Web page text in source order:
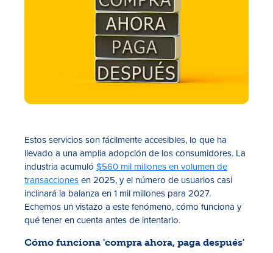
Estos servicios son fácilmente accesibles, lo que ha
llevado a una amplia adopción de los consumidores. La
industria acumuló $560 mil millones en volumen de
transaccionesen 2025, y el número de usuarios casi
inclinará la balanza en 1 mil millones para 2027.
Echemos un vistazo a este fenómeno, cómo funciona y
qué tener en cuenta antes de intentarlo.
Cómo funciona 'compra ahora, paga después'